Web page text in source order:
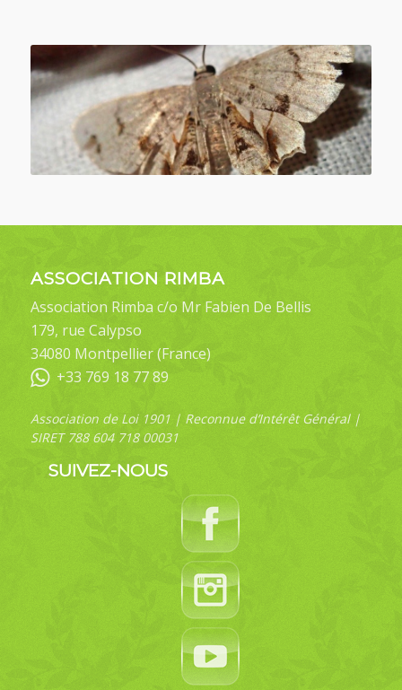
ASSOCIATION RIMBA
Association Rimba c/o Mr Fabien De Bellis
179, rue Calypso
34080 Montpellier (France)
+33 769 18 77 89
Association de Loi 1901 | Reconnue d’Intérêt Général |
SIRET 788 604 718 00031
SUIVEZ-NOUS